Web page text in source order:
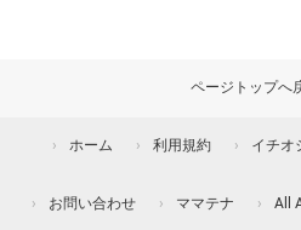
ページトップへ
ホーム 利用規約 イチオ
お問い合わせ ママテナ All